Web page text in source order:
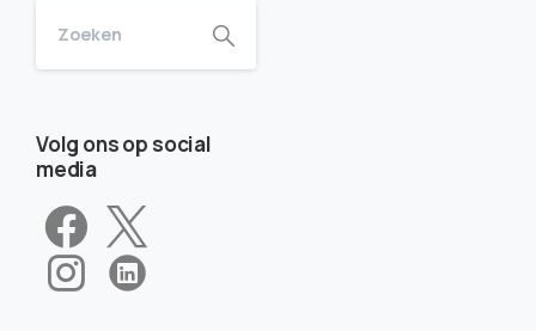
Volg ons op social
media